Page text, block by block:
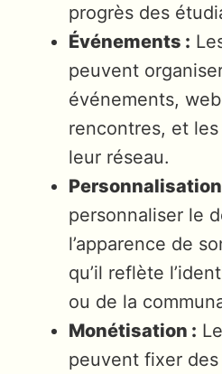
progrès des
Événements :
peuvent
événements,
rencontres, et
leur réseau.
personnaliser le
l’apparence de
qu’il reflète
ou de la
Monétisation :
peuvent fixer des